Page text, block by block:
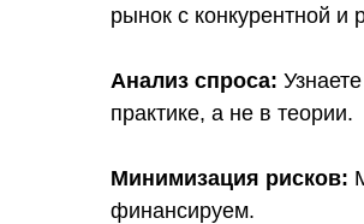
рынок с конкурентной и
Анализ спроса:
практике, а не в теории.
Минимизация рисков:
финансируем.